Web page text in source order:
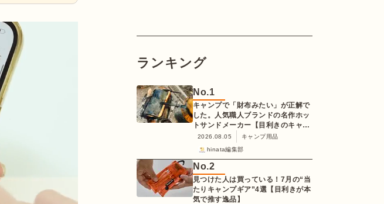
ランキング
No.1
キャンプで「財布みたい」が正解で
した。人気職人ブランドの名作ホッ
トサンドメーカー【目利きのキャン
プギア】
2026.08.05
キャンプ用品
hinata編集部
No.2
見つけた人は買っている！7月の“当
たりキャンプギア”4選【目利きが本
気で推す逸品】